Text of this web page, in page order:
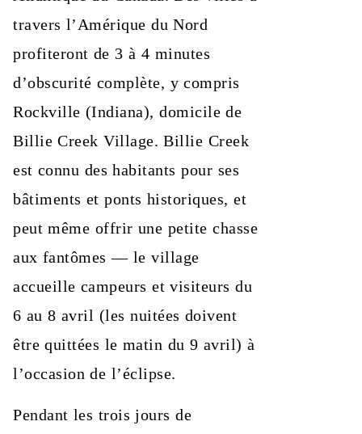
travers l’Amérique du Nord
profiteront de 3 à 4 minutes
d’obscurité complète, y compris
Rockville (Indiana), domicile de
Billie Creek Village. Billie Creek
est connu des habitants pour ses
bâtiments et ponts historiques, et
peut même offrir une petite chasse
aux fantômes — le village
accueille campeurs et visiteurs du
6 au 8 avril (les nuitées doivent
être quittées le matin du 9 avril) à
l’occasion de l’éclipse.
Pendant les trois jours de